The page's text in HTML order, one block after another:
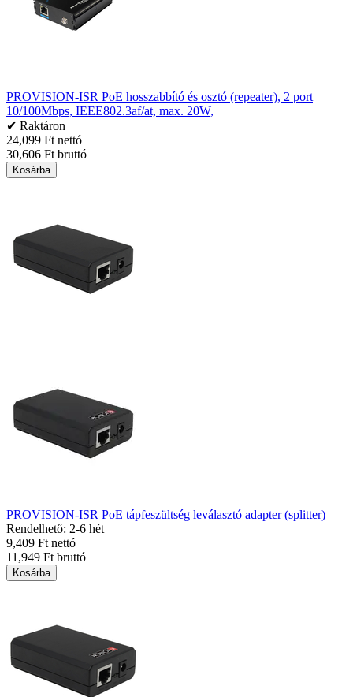
PROVISION-ISR PoE hosszabbító és osztó (repeater), 2 port
10/100Mbps, IEEE802.3af/at, max. 20W,
✔ Raktáron
24,099 Ft nettó
30,606 Ft bruttó
Kosárba
PROVISION-ISR PoE tápfeszültség leválasztó adapter (splitter)
Rendelhető: 2-6 hét
9,409 Ft nettó
11,949 Ft bruttó
Kosárba